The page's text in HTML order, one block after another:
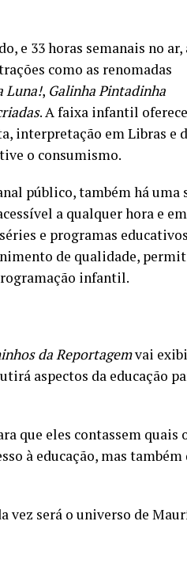
e 33 horas semanais no ar,
como as renomadas
Luna!, Galinha Pintadinha
. A faixa infantil
interpretação em Libras e
o consumismo.
público, também há uma
a qualquer hora e
e programas
de qualidade,
infantil.
da Reportagemvai
aspectos da educação
que eles contassem quais
à educação, mas também
vez será o universo de